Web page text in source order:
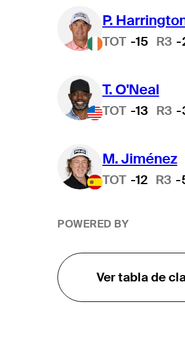
P.
TOT -15 R3 -
T. O'Neal
TOT -13 R3 -
M. Jiménez
TOT -12 R3 -
POWERED BY
Ver tabla de